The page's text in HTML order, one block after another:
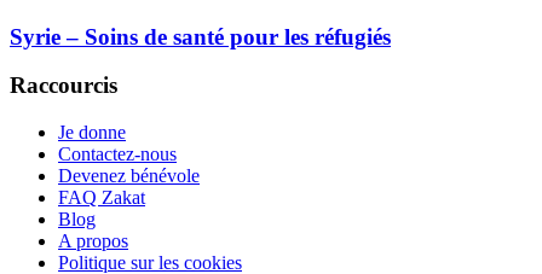
Syrie – Soins de santé pour les réfugiés
Raccourcis
Je donne
Contactez-nous
Devenez bénévole
FAQ Zakat
Blog
A propos
Politique sur les cookies